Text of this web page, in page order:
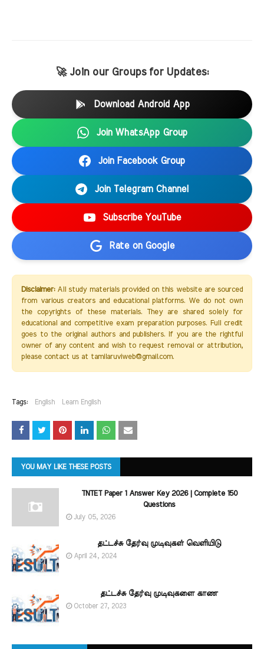
🚀 Join our Groups for Updates:
Download Android App
Join WhatsApp Group
Join Facebook Group
Join Telegram Channel
Subscribe YouTube
Rate on Google
Disclaimer:All study materials provided on this website are sourced
from various creators and educational platforms. We do not own
the copyrights of these materials. They are shared solely for
educational and competitive exam preparation purposes. Full credit
goes to the original authors and publishers. If you are the rightful
owner of any content and wish to request removal or attribution,
please contact us at tamilaruviweb@gmail.com.
Tags: English Learn English
YOU MAY LIKE THESE POSTS
TNTET Paper 1 Answer Key 2026 | Complete 150
Questions
July 05, 2026
தட்டச்சு தேர்வு முடிவுகள் வெளியிடு
April 24, 2024
தட்டச்சு தேர்வு முடிவுகளை காண
October 27, 2023